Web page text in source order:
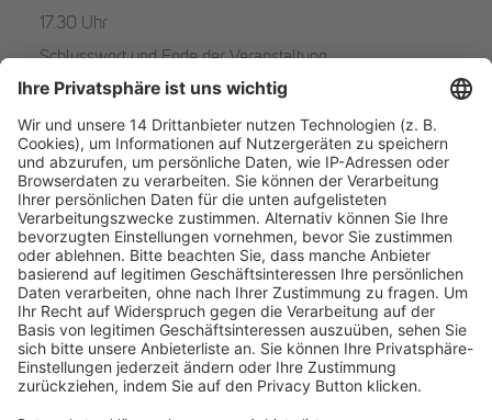
17.30 Uhr
Schlusswort und Ende der Veranstaltung
Download-Center